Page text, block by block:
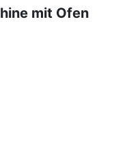
mit Ofen